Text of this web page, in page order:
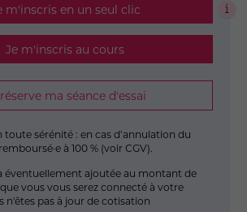
m'inscris en un seul clic
Je m'inscris au cours
ma séance d'essai
toute sérénité : en cas d’annulation du
à 100 % (voir CGV).
éventuellement ajoutée au montant de
vous vous serez connecté à votre
n'êtes pas à jour de cotisation